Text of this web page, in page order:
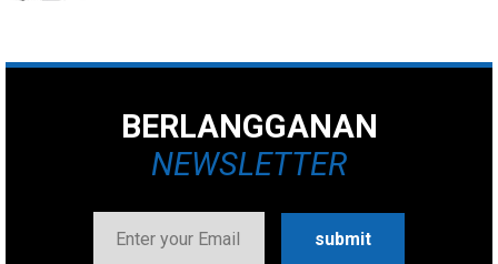
BERLANGGANAN
NEWSLETTER